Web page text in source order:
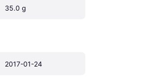
35.0 g
2017-01-24